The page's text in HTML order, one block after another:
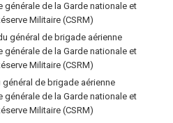
générale de la Garde nationale et
Militaire (CSRM)
général de brigade aérienne
générale de la Garde nationale et
Militaire (CSRM)
général de brigade aérienne
générale de la Garde nationale et
Militaire (CSRM)